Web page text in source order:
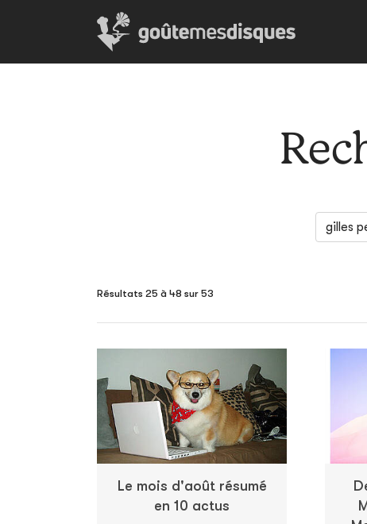
Résultats 25 à 48 sur 53
Le mois d'août résumé
en 10 actus